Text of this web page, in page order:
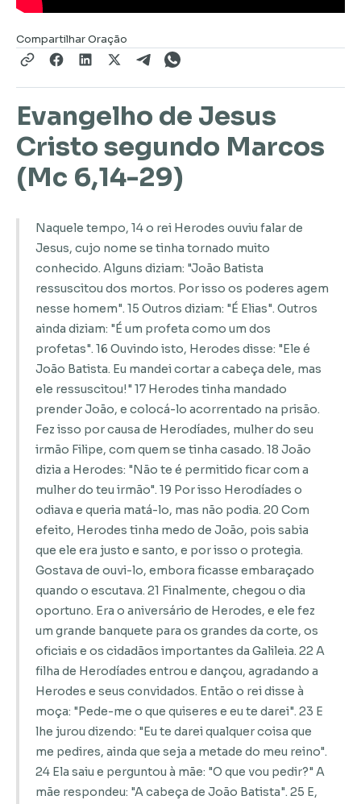
Compartilhar Oração
Evangelho de Jesus
Cristo segundo Marcos
(Mc 6,14-29)
Naquele tempo, 14 o rei Herodes ouviu falar de
Jesus, cujo nome se tinha tornado muito
conhecido. Alguns diziam: "João Batista
ressuscitou dos mortos. Por isso os poderes agem
nesse homem". 15 Outros diziam: "É Elias". Outros
ainda diziam: "É um profeta como um dos
profetas". 16 Ouvindo isto, Herodes disse: "Ele é
João Batista. Eu mandei cortar a cabeça dele, mas
ele ressuscitou!" 17 Herodes tinha mandado
prender João, e colocá-lo acorrentado na prisão.
Fez isso por causa de Herodíades, mulher do seu
irmão Filipe, com quem se tinha casado. 18 João
dizia a Herodes: "Não te é permitido ficar com a
mulher do teu irmão". 19 Por isso Herodíades o
odiava e queria matá-lo, mas não podia. 20 Com
efeito, Herodes tinha medo de João, pois sabia
que ele era justo e santo, e por isso o protegia.
Gostava de ouvi-lo, embora ficasse embaraçado
quando o escutava. 21 Finalmente, chegou o dia
oportuno. Era o aniversário de Herodes, e ele fez
um grande banquete para os grandes da corte, os
oficiais e os cidadãos importantes da Galileia. 22 A
filha de Herodíades entrou e dançou, agradando a
Herodes e seus convidados. Então o rei disse à
moça: "Pede-me o que quiseres e eu te darei". 23 E
lhe jurou dizendo: "Eu te darei qualquer coisa que
me pedires, ainda que seja a metade do meu reino".
24 Ela saiu e perguntou à mãe: "O que vou pedir?" A
mãe respondeu: "A cabeça de João Batista". 25 E,